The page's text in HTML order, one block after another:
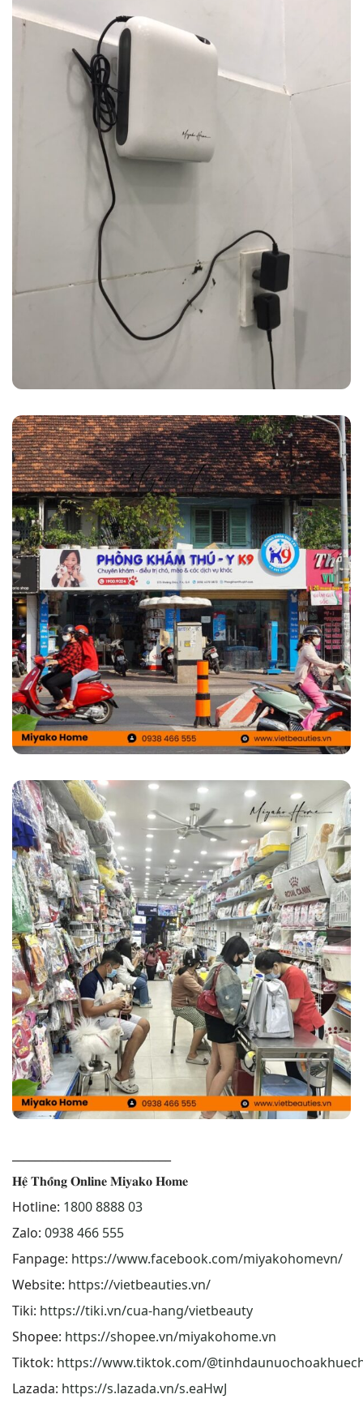
𝐇𝐞̣̂ 𝐓𝐡𝐨̂́𝐧𝐠 𝐎𝐧𝐥𝐢𝐧𝐞 𝐌𝐢𝐲𝐚𝐤𝐨 𝐇𝐨𝐦𝐞
Hotline: 1800 8888 03
Zalo: 0938 466 555
Fanpage: https://www.facebook.com/miyakohomevn/
Website: https://vietbeauties.vn/
Tiki: https://tiki.vn/cua-hang/vietbeauty
Shopee: https://shopee.vn/miyakohome.vn
Tiktok: https://www.tiktok.com/
Lazada: https://s.lazada.vn/s.eaHwJ